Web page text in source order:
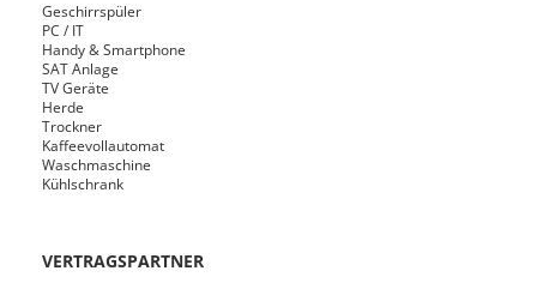
Geschirrspüler
PC / IT
Handy & Smartphone
SAT Anlage
TV Geräte
Herde
Trockner
Kaffeevollautomat
Waschmaschine
Kühlschrank
VERTRAGSPARTNER